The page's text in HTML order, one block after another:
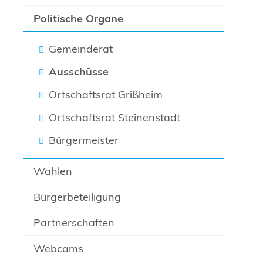
Politische Organe
Gemeinderat
Ausschüsse
Ortschaftsrat Grißheim
Ortschaftsrat Steinenstadt
Bürgermeister
Wahlen
Bürgerbeteiligung
Partnerschaften
Webcams